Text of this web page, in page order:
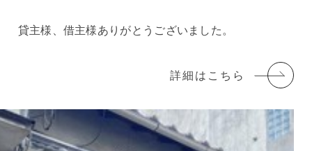
貸主様、借主様ありがとうございました。
詳細はこちら